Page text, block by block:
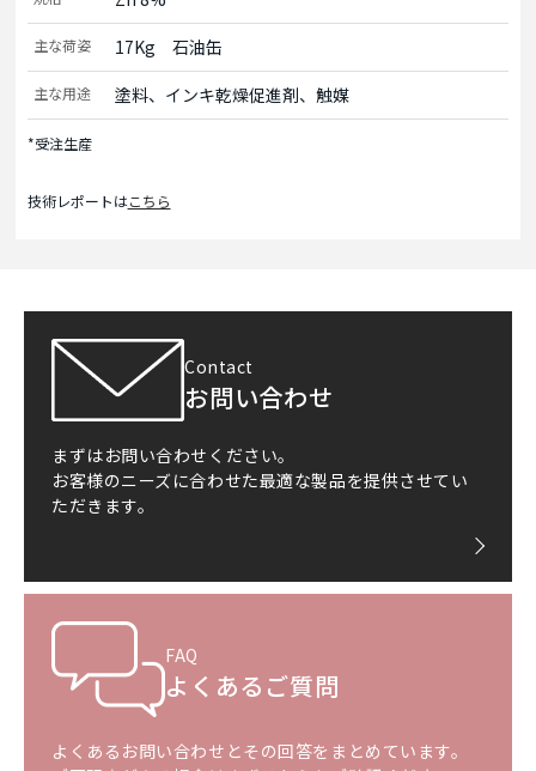
主な荷姿 17Kg　石油缶
主な用途 塗料、インキ乾燥促進剤、触媒
*受注生産
技術レポートはこちら
Contact
お問い合わせ
まずはお問い合わせください。
お客様のニーズに合わせた最適な製品を提供させてい
ただきます。
FAQ
よくあるご質問
よくあるお問い合わせとその回答をまとめています。